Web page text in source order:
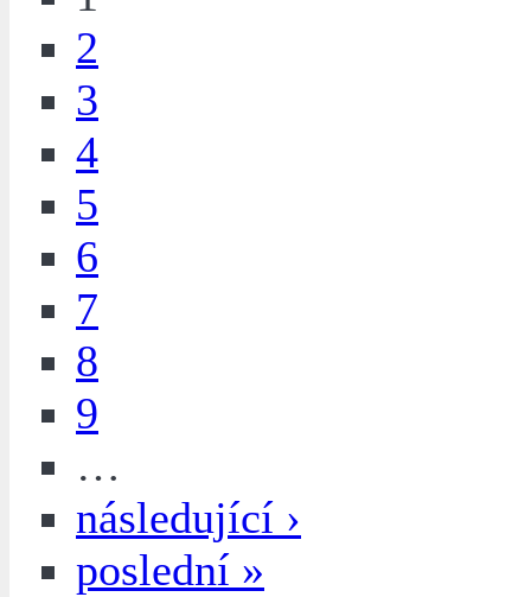
2
3
4
5
6
7
8
9
…
následující ›
poslední »